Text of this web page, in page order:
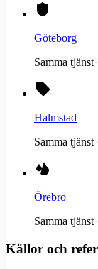
Göteborg
Samma tjänst
Halmstad
Samma tjänst
Örebro
Samma tjänst
Källor och